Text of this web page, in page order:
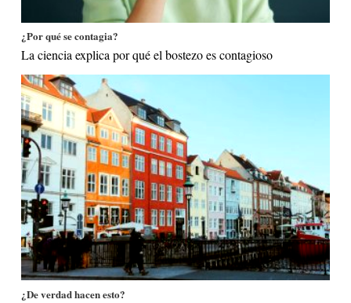
¿Por qué se contagia?
La ciencia explica por qué el bostezo es contagioso
¿De verdad hacen esto?